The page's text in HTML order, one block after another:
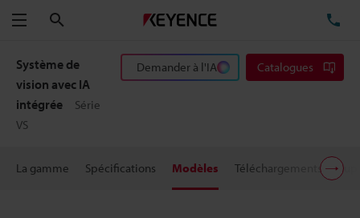
Menu
Système de
vision avec IA
intégrée
Série
VS
Demander à l'IA Catalogues
La gamme Spécifications Modèles Téléchargements